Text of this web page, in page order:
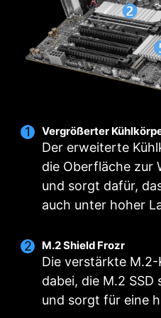
Vergrößerter
Der erweiterte
die Oberfläche zur
und sorgt dafür,
auch unter hoher
M.2 Shield Frozr
Die verstärkte
dabei, die M.2 SSD
und sorgt für eine
und Pumpen,
intuitive
optimalen
Mehrere Profile